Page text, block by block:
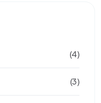
(4)
(3)